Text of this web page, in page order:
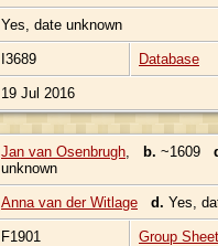
Yes, date unknown
I3689 Database
19 Jul 2016
Jan van Osenbrugh b. ~1609
unknown
Anna van der Witlage d. Yes,
F1901 Group Sheet